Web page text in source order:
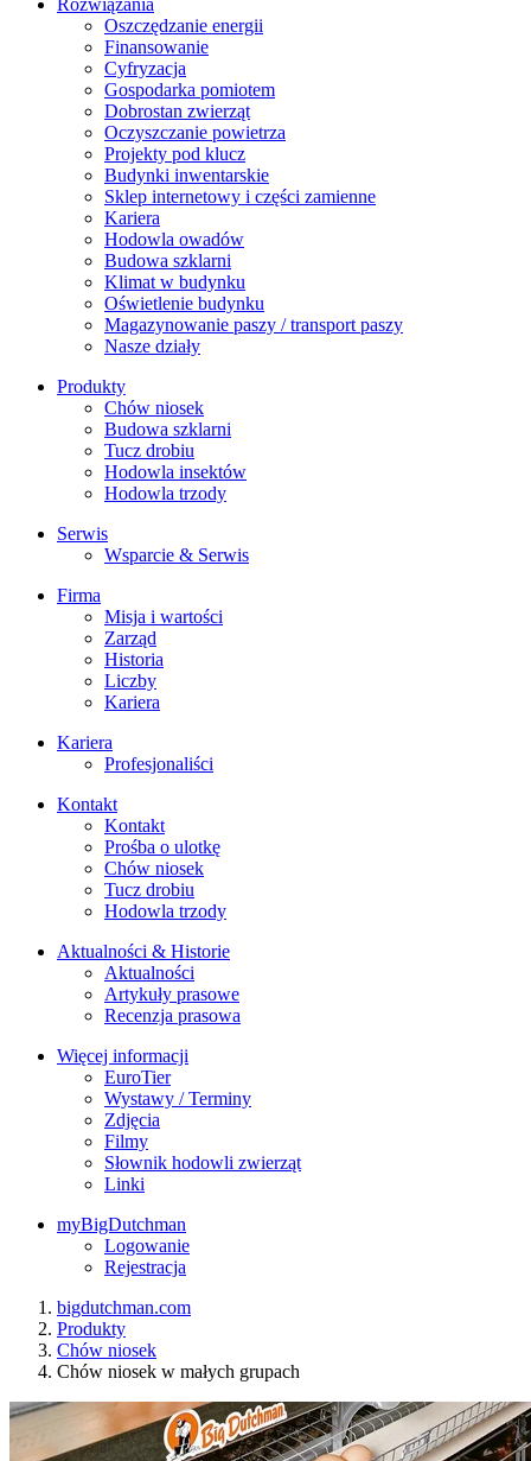
Rozwiązania
​Oszczędzanie energii
Finansowanie
Cyfryzacja
Gospodarka pomiotem
Dobrostan zwierząt
Oczyszczanie powietrza
Projekty pod klucz
Budynki inwentarskie
Sklep internetowy i części zamienne
Kariera
Hodowla owadów
Budowa szklarni
Klimat w budynku
Oświetlenie budynku
Magazynowanie paszy / transport paszy
Nasze działy
Produkty
Chów niosek
Budowa szklarni
Tucz drobiu
Hodowla insektów
Hodowla trzody
Serwis
Wsparcie & Serwis
Firma
Misja i wartości
Zarząd
Historia
Liczby
Kariera
Kariera
Profesjonaliści
Kontakt
Kontakt
Prośba o ulotkę
Chów niosek
Tucz drobiu
Hodowla trzody
Aktualności & Historie
Aktualności
Artykuły prasowe
Recenzja prasowa
Więcej informacji
EuroTier
Wystawy / Terminy
Zdjęcia
Filmy
Słownik hodowli zwierząt
Linki
myBigDutchman
Logowanie
Rejestracja
bigdutchman.com
Produkty
Chów niosek
Chów niosek w małych grupach